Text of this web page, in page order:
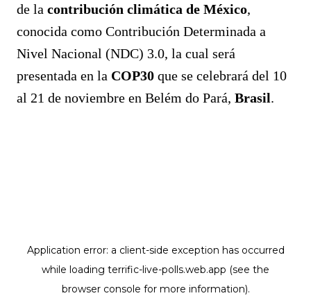
de la contribución climática de México,
conocida como Contribución Determinada a
Nivel Nacional (NDC) 3.0, la cual será
presentada en la COP30 que se celebrará del 10
al 21 de noviembre en Belém do Pará, Brasil.